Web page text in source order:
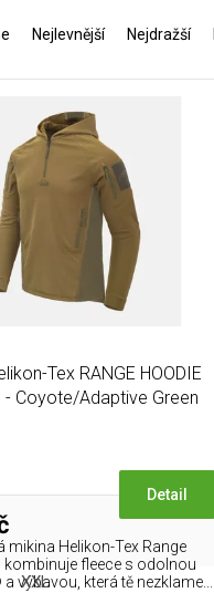
Nejlevnější Nejdražší
Tex RANGE HOODIE
- Coyote/Adaptive Green
Detail
mikina Helikon-Tex Range
fleece s odolnou
výbavou, která tě nezklame...
XXL